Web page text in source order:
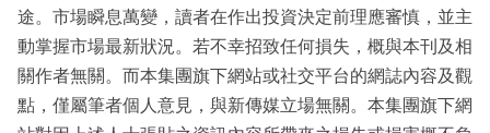
途。市場瞬息萬變，讀者在作出投資決定前理應審慎，並主
動掌握市場最新狀況。若不幸招致任何損失，概與本刊及相
關作者無關。而本集團旗下網站或社交平台的網誌內容及觀
點，僅屬筆者個人意見，與新傳媒立場無關。本集團旗下網